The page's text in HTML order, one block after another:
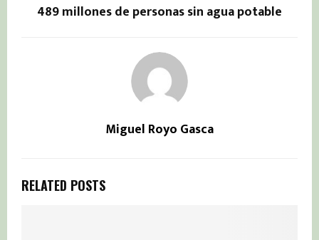
489 millones de personas sin agua potable
Miguel Royo Gasca
RELATED POSTS